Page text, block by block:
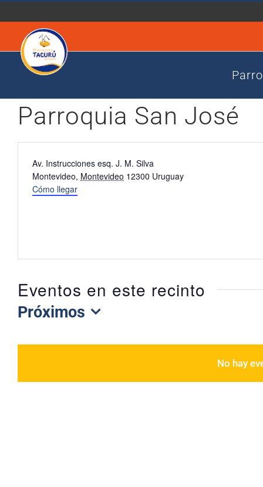
contenido
Parroquia San José
Dirección
Av. Instrucciones esq. J. M. Silva
Montevideo, Montevideo 12300 Uruguay
Cómo llegar
Eventos en este recinto
No hay
Próximos
la